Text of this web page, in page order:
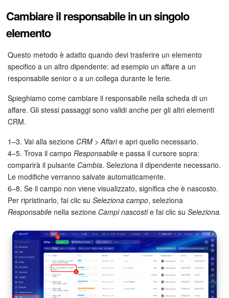
Bitrix24 Market
Siti e store
Online store
Dipendenti
Knowledge base
Firma elettronica per HR
Automazione
Flussi di lavoro
Marketing
Gestione inventario
Telefonia
Cambiare il responsabile in un singolo
elemento
Questo metodo è adatto quando devi trasferire un elemento
specifico a un altro dipendente: ad esempio un affare a un
responsabile senior o a un collega durante le ferie.
Spieghiamo come cambiare il responsabile nella scheda di un
affare. Gli stessi passaggi sono validi anche per gli altri elementi
CRM.
1–3. Vai alla sezione CRM > Affarie apri quello necessario.
4–5. Trova il campo Responsabile e passa il cursore sopra:
comparirà il pulsante Cambia. Seleziona il dipendente necessario.
Le modifiche verranno salvate automaticamente.
6–8. Se il campo non viene visualizzato, significa che è nascosto.
Per ripristinarlo, fai clic su Seleziona campo, seleziona
Responsabile nella sezione Campi nascostie fai clic su Seleziona.